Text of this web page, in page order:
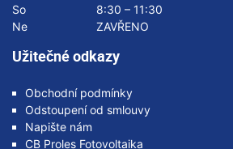
So
8:30 – 11:30
Ne
ZAVŘENO
Užitečné odkazy
Obchodní podmínky
Odstoupení od smlouvy
Napište nám
CB Proles Fotovoltaika